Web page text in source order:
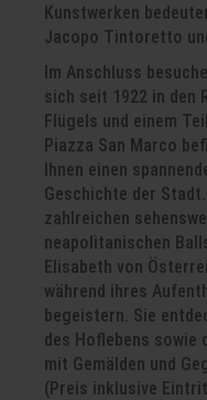
Kunstwerken
Jacopo Tintoretto
Im Anschluss
sich seit 1922 in den
Flügels und einem
Piazza San Marco
Ihnen einen
Geschichte der
zahlreichen
neapolitanischen
Elisabeth von
während ihres
begeistern. Sie
des Hoflebens sowie
mit Gemälden und
(Preis inklusive